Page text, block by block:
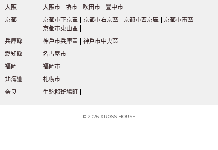
京成電鐵
京成押上線 (3)
京成幹線 (47)
大阪
大阪市 堺市 吹田市
豐中市
京都
京都市下京區 京都市右京區 京都市西京區
京都市南區
京都市東山區
兵庫縣
神戶市兵庫區
神戶市中央區
愛知縣
名古屋市
福岡
福岡市
北海道
札幌市
奈良
生駒郡斑鳩町
© 2026 XROSS HOUSE